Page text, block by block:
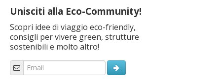
Unisciti alla Eco-Community!
Scopri idee di viaggio eco-friendly,
consigli per vivere green, strutture
sostenibili e molto altro!